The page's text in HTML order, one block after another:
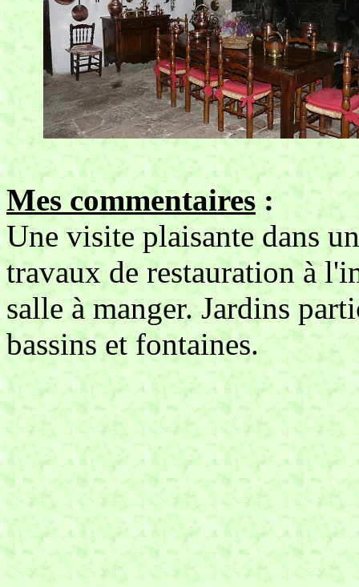
Mes commentaires:
Une visite plaisante dans
travaux de restauration à
salle à manger. Jardins
bassins et fontaines.